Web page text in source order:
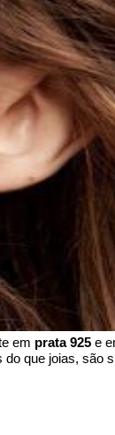
em prata 925 e
que joias, são